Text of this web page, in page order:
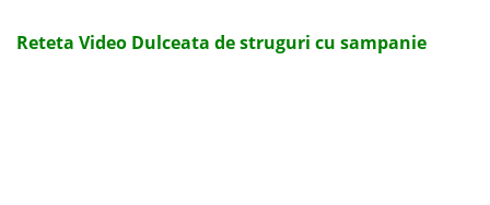
Reteta Video Dulceata de struguri cu sampanie